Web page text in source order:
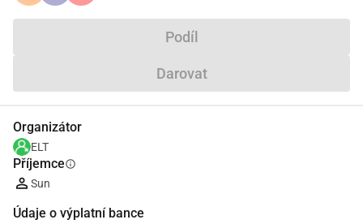
Podíl
Darovat
Organizátor
ELT
Příjemceinfo
Sun
Údaje o výplatní bance